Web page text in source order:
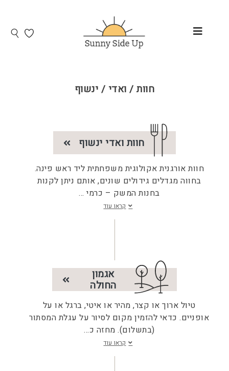
חוות / ואדי / ינשוף
חוות ואדי ינשוף
חוות אורגנית אקולוגית משפחתית ליד ראש פינה.
בחווה מגדלים גידולים שונים, אותם ניתן לקנות
בחנות המשק – כרמי ...
קראו עוד
אגמון
החולה
טיול ארוך או קצר, מהיר או איטי, ברגל או על
אופניים. כדאי להזמין מקום לסיור על עגלת המסתור
(בתשלום). מחזה כ...
קראו עוד